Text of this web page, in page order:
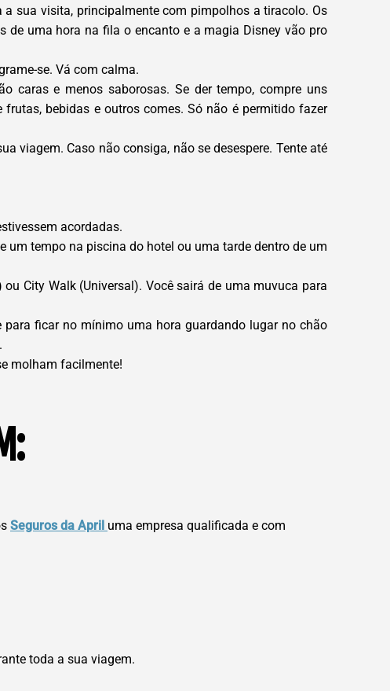
a sua visita, principalmente com pimpolhos a tiracolo. Os
de uma hora na fila o encanto e a magia Disney vão pro
se. Vá com calma.
caras e menos saborosas. Se der tempo, compre uns
bebidas e outros comes. Só não é permitido fazer
viagem. Caso não consiga, não se desespere. Tente até
acordadas.
um tempo na piscina do hotel ou uma tarde dentro de um
City Walk (Universal). Você sairá de uma muvuca para
para ficar no mínimo uma hora guardando lugar no chão
molham facilmente!
Seguros da April uma empresa qualificada e com
toda a sua viagem.